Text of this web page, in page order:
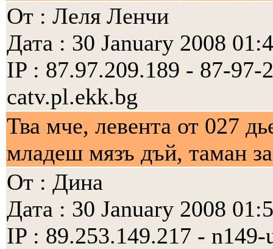
От : Леля Ленчи
Дата : 30 January 2008
IP : 87.97.209.189 - 87-97-
catv.pl.ekk.bg
Тва мче, левента от 027
младеш мязъ дъй, таман
От : Дина
Дата : 30 January 2008
IP : 89.253.149.217 -